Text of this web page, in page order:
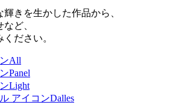
きを生かした作品から、
ど、
ださい。
All
Panel
Light
Dalles